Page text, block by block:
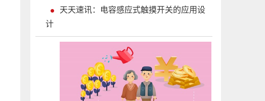
天天速讯：电容感应式触摸开关的应用设
计